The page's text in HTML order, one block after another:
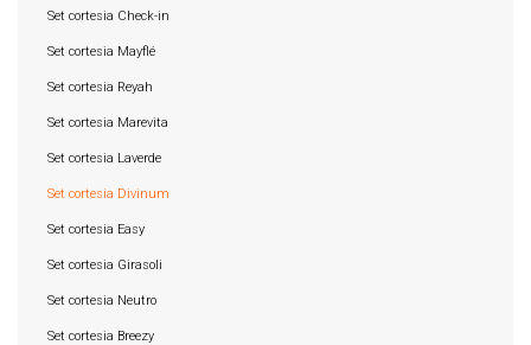
Set cortesia Check-in
Set cortesia Mayflé
Set cortesia Reyah
Set cortesia Marevita
Set cortesia Laverde
Set cortesia Divinum
Set cortesia Easy
Set cortesia Girasoli
Set cortesia Neutro
Set cortesia Breezy